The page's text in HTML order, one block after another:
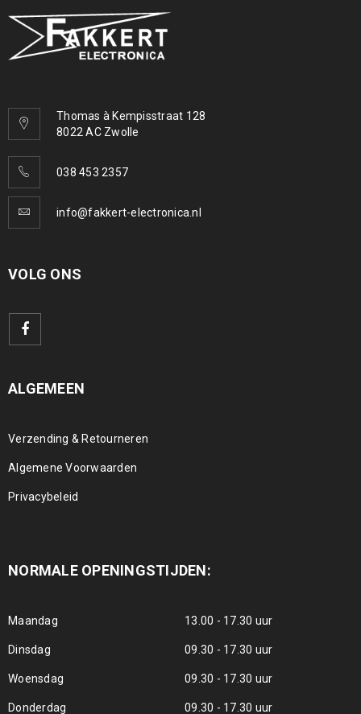
Thomas à Kempisstraat 128
8022 AC Zwolle
038 453 2357
info@fakkert-electronica.nl
VOLG ONS
ALGEMEEN
Verzending & Retourneren
Algemene Voorwaarden
Privacybeleid
NORMALE OPENINGSTIJDEN:
Maandag 13.00 - 17.30 uur
Dinsdag 09.30 - 17.30 uur
Woensdag 09.30 - 17.30 uur
Donderdag 09.30 - 17.30 uur